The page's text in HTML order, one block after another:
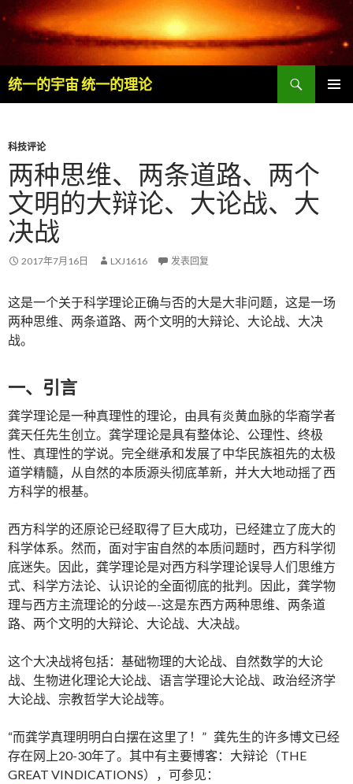
统一的宇宙 统一的理论
搜
索
容
科技评论
两种思维、两条道路、两个
文明的大辩论、大论战、大
决战
2017年7月16日 LXJ1616 发表回复
这是一个关于科学理论正确与否的大是大非问题，这是一场
两种思维、两条道路、两个文明的大辩论、大论战、大决
战。
一、引言
龚学理论是一种真理性的理论，由具有炎黄血脉的华裔学者
龚天任先生创立。龚学理论是具有整体论、公理性、终极
性、真理性的学说。完全继承和发展了中华民族祖先的太极
道学精髓，从自然的本质源头彻底革新，并大大地动摇了西
方科学的根基。
西方科学的还原论已经取得了巨大成功，已经建立了庞大的
科学体系。然而，面对宇宙自然的本质问题时，西方科学彻
底迷失。因此，龚学理论是对西方科学理论误导人们思维方
式、科学方法论、认识论的全面彻底的批判。因此，龚学物
理与西方主流理论的分歧—-这是东西方两种思维、两条道
路、两个文明的大辩论、大论战、大决战。
这个大决战将包括：基础物理的大论战、自然数学的大论
战、生物进化理论大论战、语言学理论大论战、政治经济学
大论战、宗教哲学大论战等。
“而龚学真理明明白白摆在这里了！” 龚先生的许多博文已经
存在网上20-30年了。其中有主要博客：大辩论（THE
GREAT VINDICATIONS），可参见：